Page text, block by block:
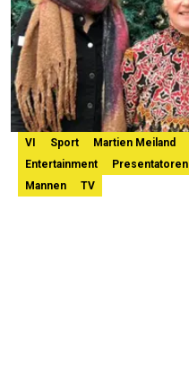
VI Sport Martien Meiland
Entertainment
Presentatoren
Mannen
TV